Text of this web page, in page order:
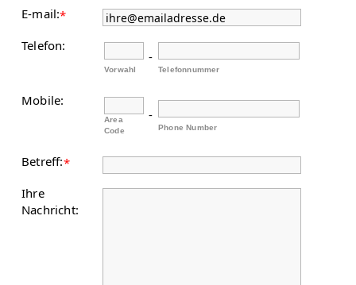
E-mail:*
Telefon:
Vorwahl
-
Telefonnummer
Mobile:
Area
Code
-
Phone Number
Betreff:*
Ihre
Nachricht: